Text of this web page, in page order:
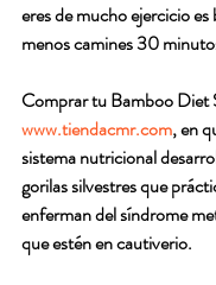
eres de mucho ejercicio
menos camines 30
Comprar tu Bamboo Diet
www.tiendacmr.com, en
sistema nutricional
gorilas silvestres que
enferman del síndrome
que estén en cautiverio.